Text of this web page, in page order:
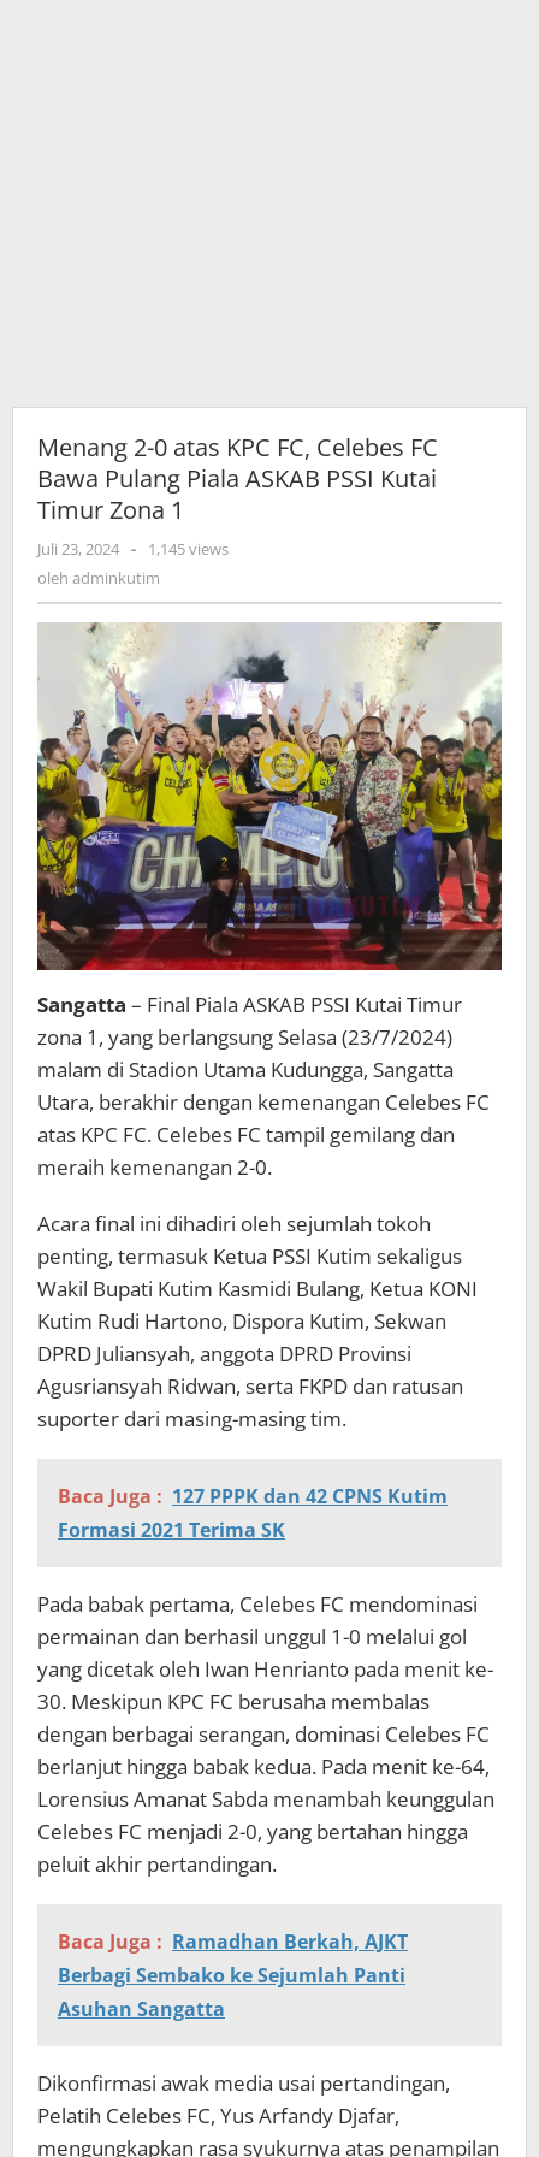
Menang 2-0 atas KPC FC, Celebes FC
Bawa Pulang Piala ASKAB PSSI Kutai
Timur Zona 1
Juli 23, 2024 oleh
adminkutim
-
1,145 views
oleh adminkutim
Sangatta – Final Piala ASKAB PSSI Kutai Timur
zona 1, yang berlangsung Selasa (23/7/2024)
malam di Stadion Utama Kudungga, Sangatta
Utara, berakhir dengan kemenangan Celebes FC
atas KPC FC. Celebes FC tampil gemilang dan
meraih kemenangan 2-0.
Acara final ini dihadiri oleh sejumlah tokoh
penting, termasuk Ketua PSSI Kutim sekaligus
Wakil Bupati Kutim Kasmidi Bulang, Ketua KONI
Kutim Rudi Hartono, Dispora Kutim, Sekwan
DPRD Juliansyah, anggota DPRD Provinsi
Agusriansyah Ridwan, serta FKPD dan ratusan
suporter dari masing-masing tim.
Baca Juga : 127 PPPK dan 42 CPNS Kutim
Formasi 2021 Terima SK
Pada babak pertama, Celebes FC mendominasi
permainan dan berhasil unggul 1-0 melalui gol
yang dicetak oleh Iwan Henrianto pada menit ke-
30. Meskipun KPC FC berusaha membalas
dengan berbagai serangan, dominasi Celebes FC
berlanjut hingga babak kedua. Pada menit ke-64,
Lorensius Amanat Sabda menambah keunggulan
Celebes FC menjadi 2-0, yang bertahan hingga
peluit akhir pertandingan.
Baca Juga : Ramadhan Berkah, AJKT
Berbagi Sembako ke Sejumlah Panti
Asuhan Sangatta
Dikonfirmasi awak media usai pertandingan,
Pelatih Celebes FC, Yus Arfandy Djafar,
mengungkapkan rasa syukurnya atas penampilan